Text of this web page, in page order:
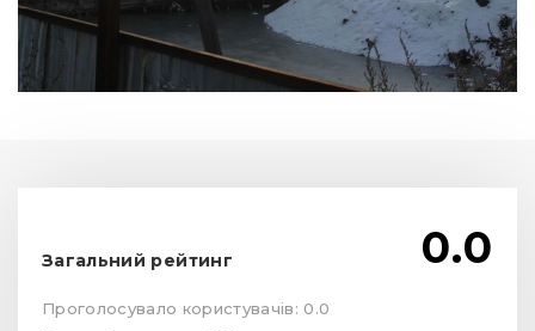
Загальний рейтинг 0.0
Проголосувало користувачів: 0.0